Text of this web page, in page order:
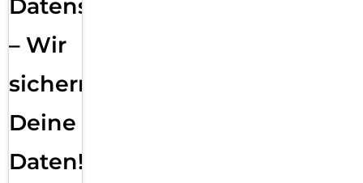
Datensicherung
– Wir
sichern
Deine
Daten!